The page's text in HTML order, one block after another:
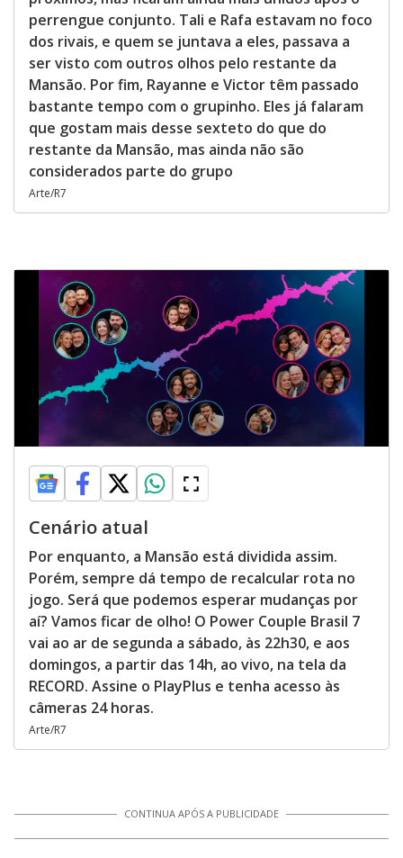
perrengue conjunto. Tali e Rafa estavam no foco
dos rivais, e quem se juntava a eles, passava a
ser visto com outros olhos pelo restante da
Mansão. Por fim, Rayanne e Victor têm passado
bastante tempo com o grupinho. Eles já falaram
que gostam mais desse sexteto do que do
restante da Mansão, mas ainda não são
considerados parte do grupo
Arte/R7
Cenário atual
Por enquanto, a Mansão está dividida assim.
Porém, sempre dá tempo de recalcular rota no
jogo. Será que podemos esperar mudanças por
aí? Vamos ficar de olho! O Power Couple Brasil 7
vai ao ar de segunda a sábado, às 22h30, e aos
domingos, a partir das 14h, ao vivo, na tela da
RECORD. Assine o PlayPlus e tenha acesso às
câmeras 24 horas.
Arte/R7
CONTINUA APÓS A PUBLICIDADE